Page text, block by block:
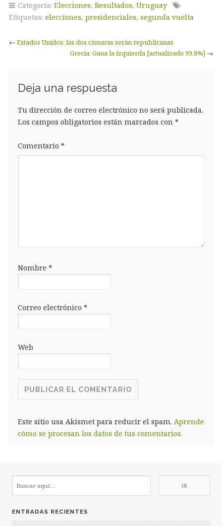
Categoría: Elecciones, Resultados, Uruguay
Etiquetas: elecciones, presidenciales, segunda vuelta
← Estados Unidos: las dos cámaras serán republicanas
Grecia: Gana la izquierda [actualizado 99,8%] →
Deja una respuesta
Tu dirección de correo electrónico no será publicada.
Los campos obligatorios están marcados con *
Comentario *
Nombre *
Correo electrónico *
Web
Este sitio usa Akismet para reducir el spam. Aprende
cómo se procesan los datos de tus comentarios.
ENTRADAS RECIENTES